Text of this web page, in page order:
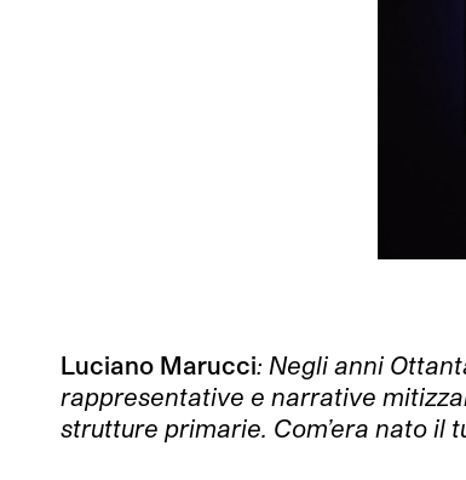
Luciano Marucci: Negli anni
rappresentative e narrative
strutture primarie. Com’era nato